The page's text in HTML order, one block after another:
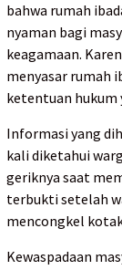
bahwa rumah
nyaman bagi
keagamaan.
menyasar rumah
ketentuan hukum
Informasi yang
kali diketahui
geriknya saat
terbukti setelah
mencongkel
Kewaspadaan